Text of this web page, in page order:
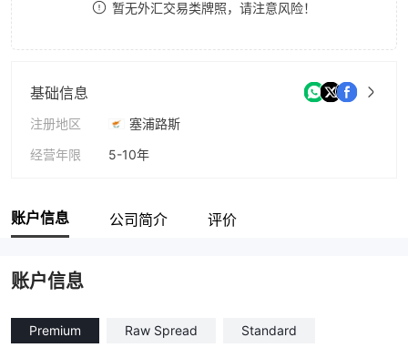
暂无外汇交易类牌照，请注意风险！
基础信息
注册地区
塞浦路斯
经营年限
5-10年
账户信息 公司简介 评价
账户信息
Premium Raw Spread Standard